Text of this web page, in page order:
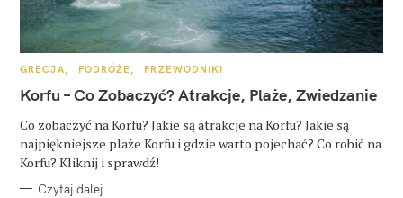
K
T
E
O
R
I
GRECJA PODRÓŻE PRZEWODNIKI
Korfu – Co Zobaczyć? Atrakcje, Plaże, Zwiedzanie
Co zobaczyć na Korfu? Jakie są atrakcje na Korfu? Jakie są
najpiękniejsze plaże Korfu i gdzie warto pojechać? Co robić na
Korfu? Kliknij i sprawdź!
Czytaj dalej